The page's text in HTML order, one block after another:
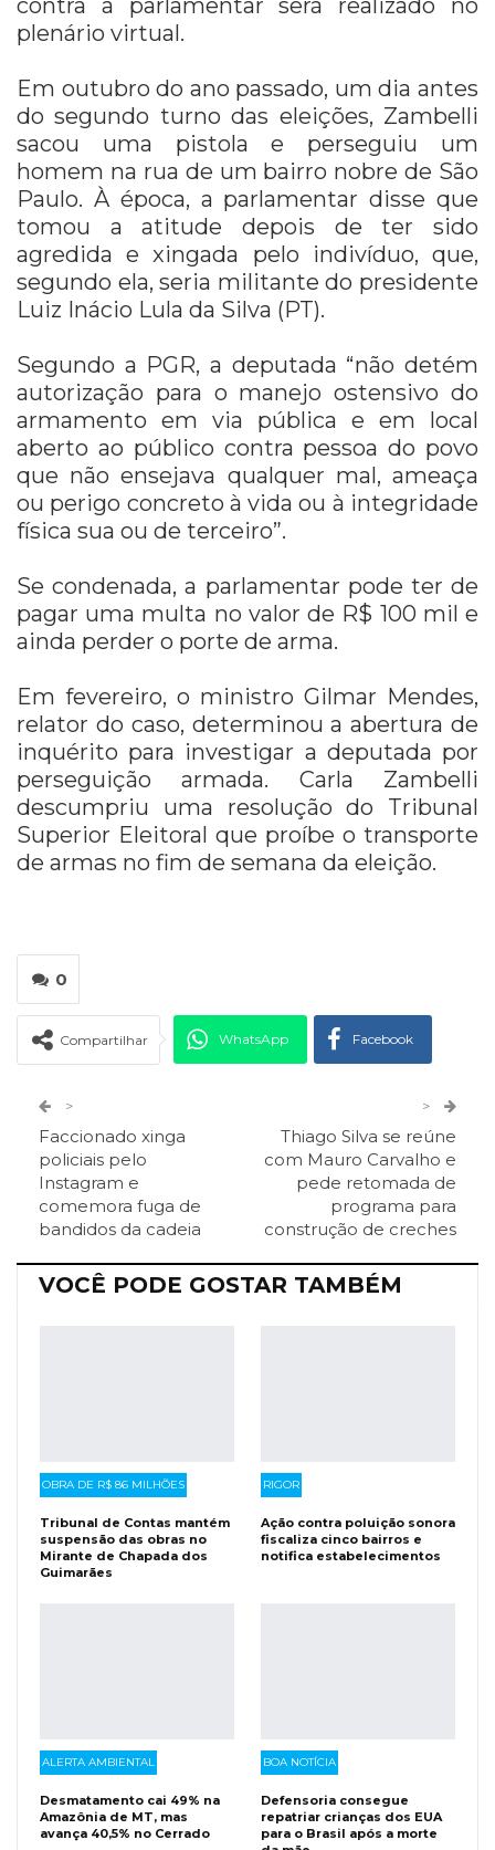
plenário virtual.
Em outubro do ano passado, um dia antes
do segundo turno das eleições, Zambelli
sacou uma pistola e perseguiu um
homem na rua de um bairro nobre de São
Paulo. À época, a parlamentar disse que
tomou a atitude depois de ter sido
agredida e xingada pelo indivíduo, que,
segundo ela, seria militante do presidente
Luiz Inácio Lula da Silva (PT).
Segundo a PGR, a deputada “não detém
autorização para o manejo ostensivo do
armamento em via pública e em local
aberto ao público contra pessoa do povo
que não ensejava qualquer mal, ameaça
ou perigo concreto à vida ou à integridade
física sua ou de terceiro”.
Se condenada, a parlamentar pode ter de
pagar uma multa no valor de R$ 100 mil e
ainda perder o porte de arma.
Em fevereiro, o ministro Gilmar Mendes,
relator do caso, determinou a abertura de
inquérito para investigar a deputada por
perseguição armada. Carla Zambelli
descumpriu uma resolução do Tribunal
Superior Eleitoral que proíbe o transporte
de armas no fim de semana da eleição.
0
Compartilhar WhatsApp Facebook
Telegram
Facebook Messenger O email
>
Faccionado xinga
policiais pelo
Instagram e
comemora fuga de
bandidos da cadeia
>
Thiago Silva se reúne
com Mauro Carvalho e
pede retomada de
programa para
construção de creches
VOCÊ PODE GOSTAR TAMBÉM
OBRA DE R$ 86 MILHÕES
Tribunal de Contas mantém
suspensão das obras no
Mirante de Chapada dos
Guimarães
RIGOR
Ação contra poluição sonora
fiscaliza cinco bairros e
notifica estabelecimentos
ALERTA AMBIENTAL
Desmatamento cai 49% na
Amazônia de MT, mas
avança 40,5% no Cerrado
BOA NOTÍCIA
Defensoria consegue
repatriar crianças dos EUA
para o Brasil após a morte